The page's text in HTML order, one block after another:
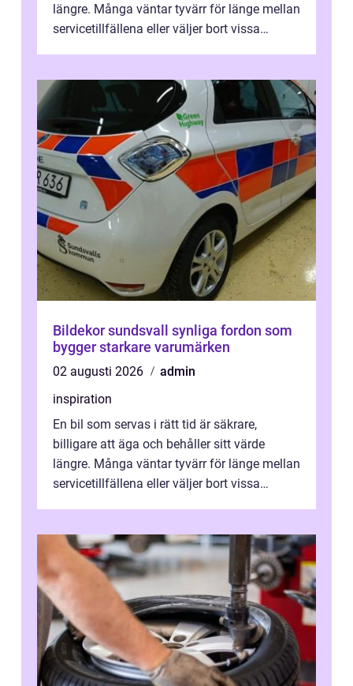
längre. Många väntar tyvärr för länge mellan
servicetillfällena eller väljer bort vissa
Bildekor sundsvall synliga fordon som
bygger starkare varumärken
02 augusti 2026
admin
inspiration
En bil som servas i rätt tid är säkrare,
billigare att äga och behåller sitt värde
längre. Många väntar tyvärr för länge mellan
servicetillfällena eller väljer bort vissa